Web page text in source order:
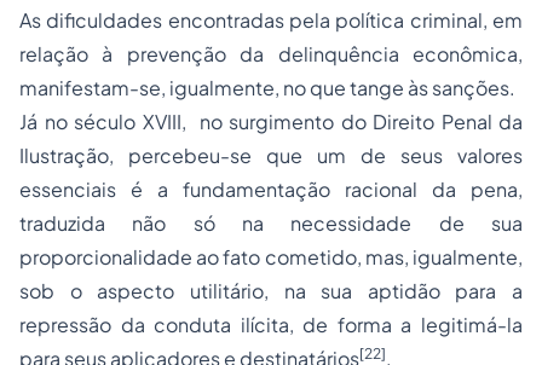
As dificuldades encontradas pela política criminal, em
relação à prevenção da delinquência econômica,
manifestam-se, igualmente, no que tange às sanções.
Já no século XVIII, no surgimento do Direito Penal da
Ilustração, percebeu-se que um de seus valores
essenciais é a fundamentação racional da pena,
traduzida não só na necessidade de sua
proporcionalidade ao fato cometido, mas, igualmente,
sob o aspecto utilitário, na sua aptidão para a
repressão da conduta ilícita, de forma a legitimá-la
para seus aplicadores e destinatários[22].